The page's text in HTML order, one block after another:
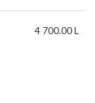
4 700.00 L